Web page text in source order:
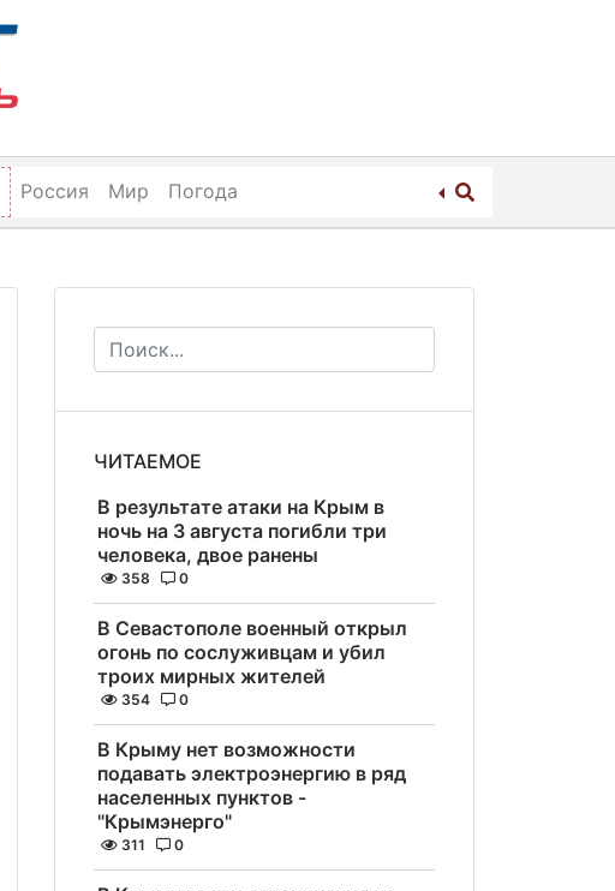
Россия Мир Погода
ЧИТАЕМОЕ
В результате атаки на Крым в
ночь на 3 августа погибли три
человека, двое ранены
358 0
В Севастополе военный открыл
огонь по сослуживцам и убил
троих мирных жителей
354 0
В Крыму нет возможности
подавать электроэнергию в ряд
населенных пунктов -
"Крымэнерго"
311 0